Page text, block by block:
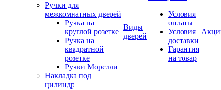
Ручки для
межкомнатных дверей
Ручка на
круглой розетке
Ручка на
квадратной
розетке
Ручки Морелли
Накладка под
цилиндр
Виды
дверей
Условия
оплаты
Условия
доставки
Гарантия
на товар